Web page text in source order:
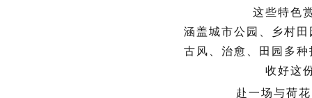
这些特色
涵盖城市公园、乡村
古风、治愈、田园多
收好这
赴一场与荷